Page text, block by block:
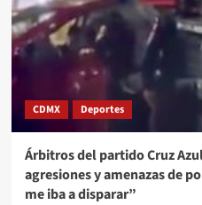
CDMX Deportes
Árbitros del partido Cruz
agresiones y amenazas de
me iba a disparar”